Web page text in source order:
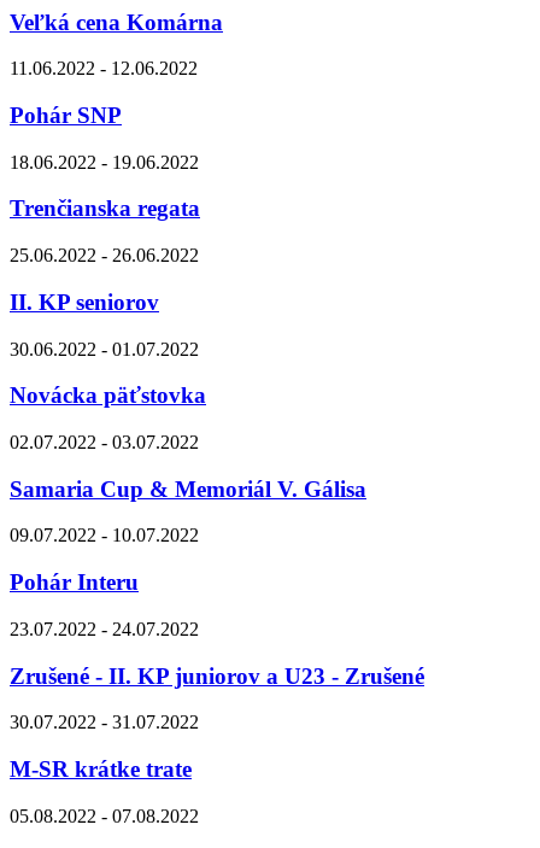
Veľká cena Komárna
11.06.2022 - 12.06.2022
Pohár SNP
18.06.2022 - 19.06.2022
Trenčianska regata
25.06.2022 - 26.06.2022
II. KP seniorov
30.06.2022 - 01.07.2022
Novácka päťstovka
02.07.2022 - 03.07.2022
Samaria Cup & Memoriál V. Gálisa
09.07.2022 - 10.07.2022
Pohár Interu
23.07.2022 - 24.07.2022
Zrušené - II. KP juniorov a U23 - Zrušené
30.07.2022 - 31.07.2022
M-SR krátke trate
05.08.2022 - 07.08.2022